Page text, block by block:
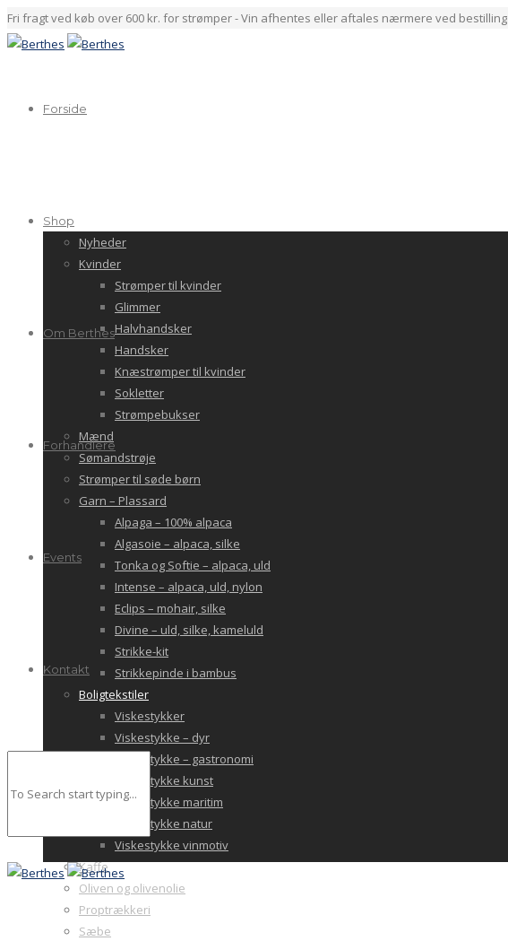
Fri fragt ved køb over 600 kr. for strømper - Vin afhentes eller aftales nærmere ved bestilling
Forside
Shop
Nyheder
Kvinder
Strømper til kvinder
Glimmer
Halvhandsker
Handsker
Knæstrømper til kvinder
Sokletter
Strømpebukser
Mænd
Sømandstrøje
Strømper til søde børn
Garn – Plassard
Alpaga – 100% alpaca
Algasoie – alpaca, silke
Tonka og Softie – alpaca, uld
Intense – alpaca, uld, nylon
Eclips – mohair, silke
Divine – uld, silke, kameluld
Strikke-kit
Strikkepinde i bambus
Boligtekstiler
Viskestykker
Viskestykke – dyr
Viskestykke – gastronomi
Viskestykke kunst
Viskestykke maritim
Viskestykke natur
Viskestykke vinmotiv
Kaffe
Oliven og olivenolie
Proptrækkeri
Sæbe
Om Berthes
Forhandlere
Events
Kontakt